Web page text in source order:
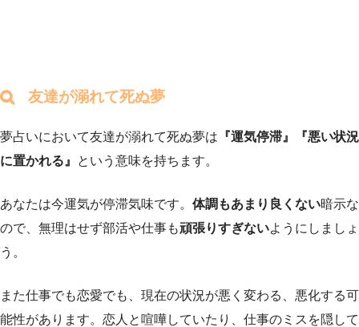
友達が溺れて死ぬ夢
夢占いにおいて友達が溺れて死ぬ夢は 『運気停滞』『悪い状況
に置かれる』
という意味を持ちます。
あなたは今運気が停滞気味です。 体調もあまり良くない暗示な
ので、無理はせず部活や仕事も頑張りすぎないようにしましょ
う。
また仕事でも恋愛でも、現在の状況が悪く変わる、悪化する可
能性があります。恋人と喧嘩していたり、仕事のミスを隠して